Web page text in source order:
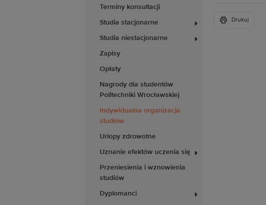
Terminy konsultacji
Studia stacjonarne
Studia niestacjonarne
Zapisy
Opłaty
Nagrody dla studentów
Politechniki Wrocławskiej
Indywidualna organizacja
studiów
Urlopy zdrowotne
Uznanie efektów uczenia się
Przeniesienia i wznowienia
studiów
Dyplomanci
Drukuj